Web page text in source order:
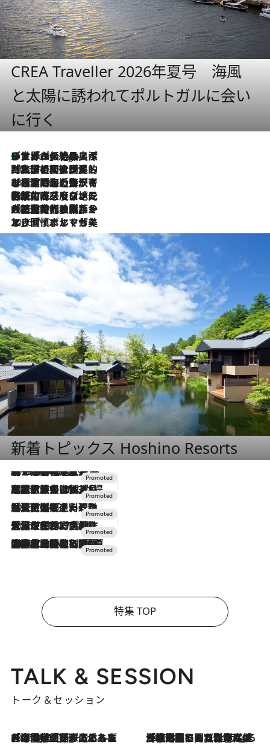
CREA Traveller 2026年夏号 海風
と太陽に誘われてポルトガルに会い
に行く
8 Hours Ago
リスボンの絶品スイーツ「パステル・デ・ナタ」とは？ポルトガル伝統の奥深い世界へ
2026.7.27
「私の祖国はポルトガル語です」国民的詩人フェルナンド・ペソアと、彼が愛した文学の街を歩く
2026.7.26
ポルトガル近海が育む極上の海の幸。キリリと冷えた白ワインと愉しむ、シーフード専門店の贅沢
2026.7.22
伝統の味をモダンに昇華。高感度な地元客が集う、リスボンの最旬ガストロノミー
2026.7.21
大航海時代の栄華から、震災、独裁、そして革命へ。ポルトガル・首都リスボンの石畳に刻まれた「歴史の光と影」
2026.7.13
エッセイ・ヤマザキマリ「慎ましくも美しき国 ポルトガル」
新着トピックス Hoshino Resorts
2026.8.7
【トンボの足水浴】ヒノキの香りに包まれて涼感マックス！約13℃の湧水かけ流しを避暑地「星野温泉 トンボの湯」で体験
2026.7.31
【ホテル帰省】という選択肢をOMOが提案。家族とほどよい距離を保つには「昼は実家、夜は気兼ねなくホテルで！」
2026.7.24
【夏限定ディナーコース】旬を迎える稚鮎や花ズッキーニなどをイタリア・トスカーナの郷土料理の手法で満喫！
2026.7.17
「土佐和ハーブかき氷」がOMO7高知に登場！生姜、山椒、大葉など目にも舌にも涼を呼ぶ郷土の味
2026.7.10
NEW OPEN！【界 草津】名湯の地に誕生。趣の異なる2種の温泉と上州ならではの会席・蕎麦割烹など美食を味わう究極の癒やし旅
特集 TOP
TALK & SESSION
トーク＆セッション
2026.8.3
「今後値上げがあるとすれば…」「リスクがあるのは今年の冬」エネルギー専門家が語る、ホルムズ海峡封鎖が家庭にもたらす“ある心配” 2026.8.3
「住宅建てられない…」「サーチャージ料の高値が続いている」ホルムズ海峡封鎖による影響はいつまで続く？《エネルギー専門家に聞く“どうなる日本の暮らし”》